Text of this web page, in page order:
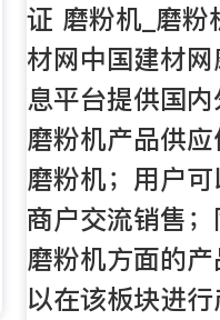
证 磨粉机_磨
材网中国建材
息平台提供国
磨粉机产品供
磨粉机；用户
商户交流销售
磨粉机方面的
以在该板块进